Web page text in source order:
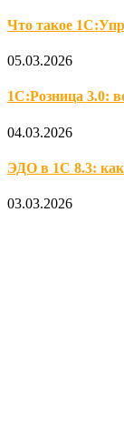
Что такое
05.03.2026
1С:Розница 3.0:
04.03.2026
ЭДО в 1С 8.3: как
03.03.2026